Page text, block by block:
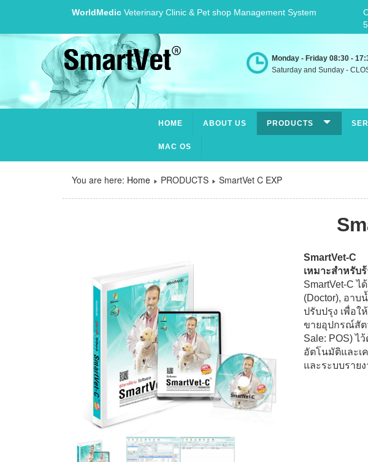
WorldMedic Veterinary Clinic & Pet shop Management System
Monday - Friday 08:30 -
Saturday and Sunday -
HOME ABOUT US PRODUCTS
MAC OS
You are here: Home PRODUCTS SmartVet C EXP
SmartVet-C
เหมาะสำหรับ
SmartVet-C
(Doctor), อาบ
ปรับปรุง เพื่อ
ขายอุปกรณ์สัต
Sale: POS)
อัตโนมัติและเ
และระบบราย